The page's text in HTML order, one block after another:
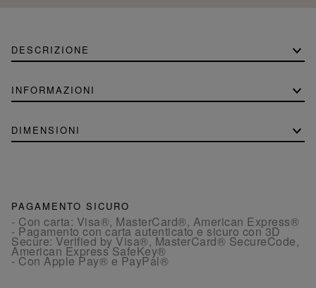
DESCRIZIONE
INFORMAZIONI
DIMENSIONI
PAGAMENTO SICURO
- Con carta: Visa®, MasterCard®, American Express®
- Pagamento con carta autenticato e sicuro con 3D
Secure: Verified by Visa®, MasterCard® SecureCode,
American Express SafeKey®
- Con Apple Pay® e PayPal®